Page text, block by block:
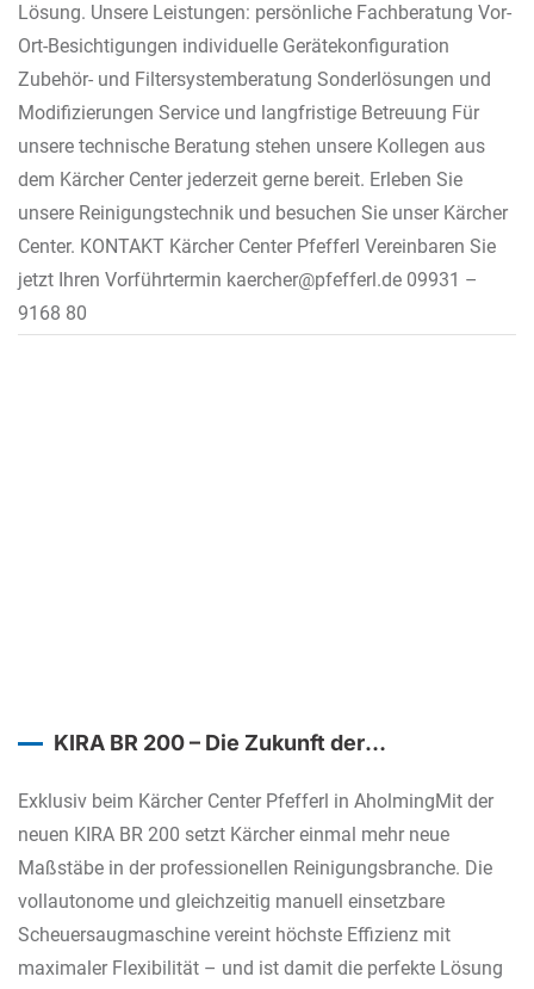
Lösung. Unsere Leistungen: persönliche Fachberatung Vor-
Ort-Besichtigungen individuelle Gerätekonfiguration
Zubehör- und Filtersystemberatung Sonderlösungen und
Modifizierungen Service und langfristige Betreuung Für
unsere technische Beratung stehen unsere Kollegen aus
dem Kärcher Center jederzeit gerne bereit. Erleben Sie
unsere Reinigungstechnik und besuchen Sie unser Kärcher
Center. KONTAKT Kärcher Center Pfefferl Vereinbaren Sie
jetzt Ihren Vorführtermin kaercher@pfefferl.de 09931 –
9168 80
KIRA BR 200 – Die Zukunft der
Exklusiv beim Kärcher Center Pfefferl in AholmingMit der
neuen KIRA BR 200 setzt Kärcher einmal mehr neue
Maßstäbe in der professionellen Reinigungsbranche. Die
vollautonome und gleichzeitig manuell einsetzbare
Scheuersaugmaschine vereint höchste Effizienz mit
maximaler Flexibilität – und ist damit die perfekte Lösung